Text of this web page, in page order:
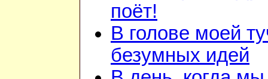
поёт!
В голове моей
безумных идей